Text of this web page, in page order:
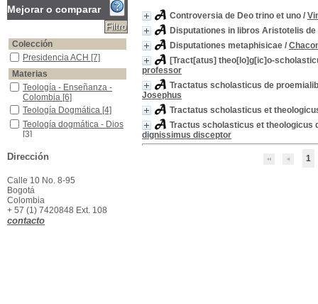
Controversia de Deo trino et uno /
Disputationes in libros Aristotelis de
Disputationes metaphisicae /
[Tract[atus] theo[lo]g[ic]o-
professor
Tractatus scholasticus de
Josephus
Tractatus scholasticus et
Tractus scholasticus et theologicus
dignissimus disceptor
1
Mejorar o comparar
Colección
Presidencia ACH
Presidencia ACH [7]
Materias
Teología - Enseñanza - Colombia
Teología - Enseñanza -
Colombia [6]
Teología Dogmática
Teología Dogmática [4]
Teología dogmática - Dios
Teología dogmática - Dios
[3]
Teología dogmática - Trinidad
Teología dogmática -
Alma - Obras anteriores a 1800
Alma - Obras anteriores a
1800
Aristóteles De Anima
Aristóteles De Anima[1]
Derecho Romano -Enseñanza
Derecho Romano -
Dirección
Calle 10 No. 8-95
Bogotá
Colombia
+ 57 (1) 7420848 Ext. 108
contacto